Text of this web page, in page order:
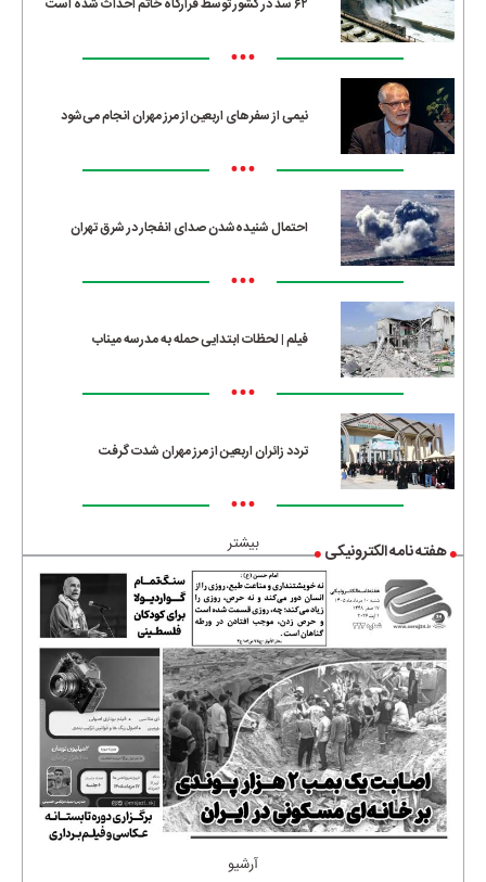
۶۲ سد در کشور توسط قرارگاه خاتم احداث شده است
•••
نیمی از سفرهای اربعین از مرز مهران انجام می‌شود
•••
احتمال شنیده‌شدن صدای انفجار در شرق تهران
•••
فیلم | لحظات ابتدایی حمله به مدرسه میناب
•••
تردد زائران اربعین از مرز مهران شدت گرفت
•••
بیشتر هفته نامه الکترونیکی
آرشیو